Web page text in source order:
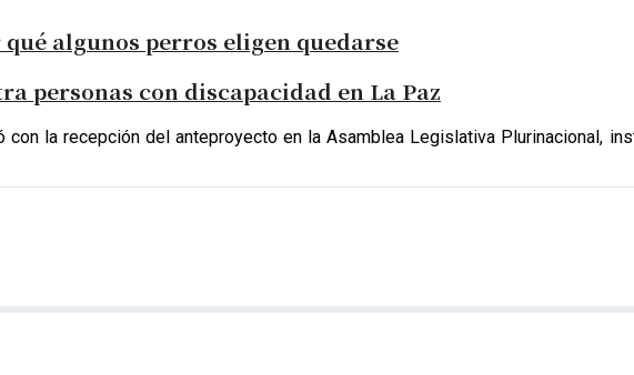
algunos perros eligen quedarse
personas con discapacidad en La Paz
con la recepción del anteproyecto en la Asamblea Legislativa Plurinacional,